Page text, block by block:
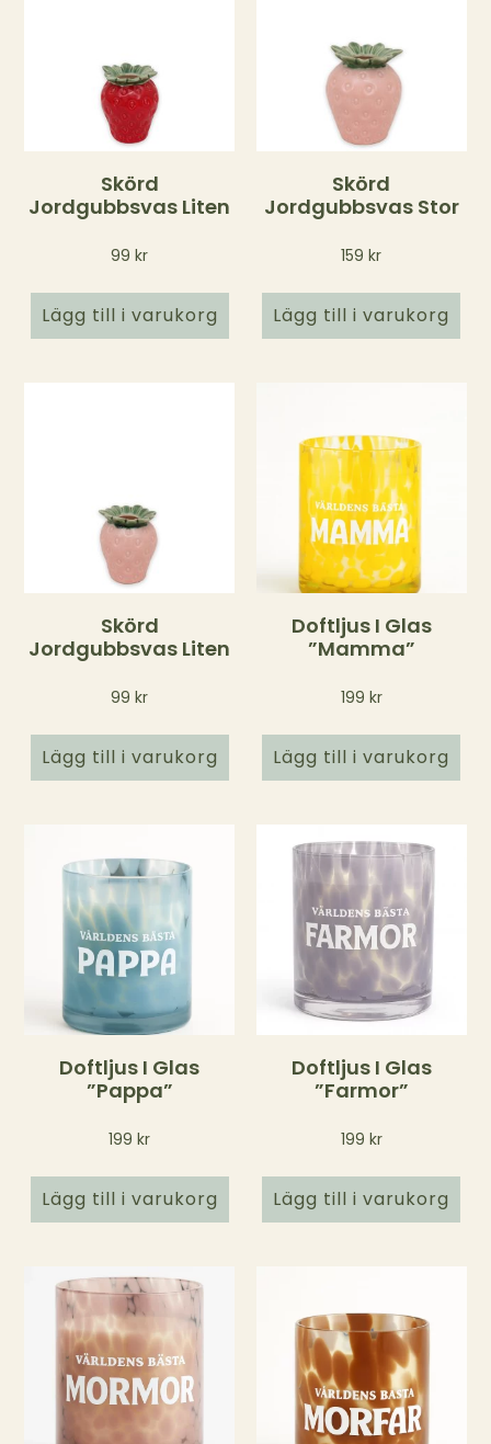
Skörd
Jordgubbsvas Liten
99kr
Lägg till i varukorg
Skörd
Jordgubbsvas Stor
159kr
Lägg till i varukorg
Skörd
Jordgubbsvas Liten
99kr
Lägg till i varukorg
Doftljus I Glas
”Mamma”
199 kr
Lägg till i varukorg
Doftljus I Glas
”Pappa”
199kr
Lägg till i varukorg
Doftljus I Glas
”Farmor”
199 kr
Lägg till i varukorg